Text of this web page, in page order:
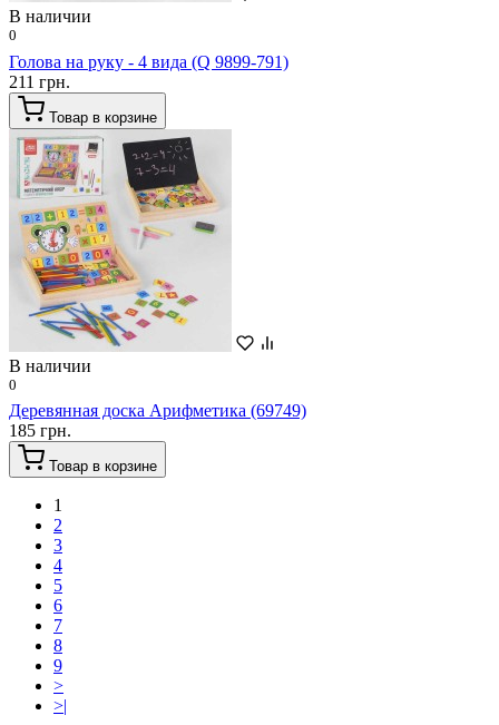
В наличии
0
Голова на руку - 4 вида (Q 9899-791)
211 грн.
Товар в корзине
В наличии
0
Деревянная доска Арифметика (69749)
185 грн.
Товар в корзине
1
2
3
4
5
6
7
8
9
>
>|